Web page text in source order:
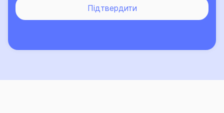
Підтвердити